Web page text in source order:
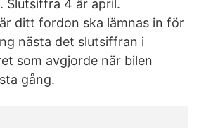
Slutsiffra 4 är april.
ditt fordon ska lämnas in för
nästa det slutsiffran i
som avgjorde när bilen
gång.